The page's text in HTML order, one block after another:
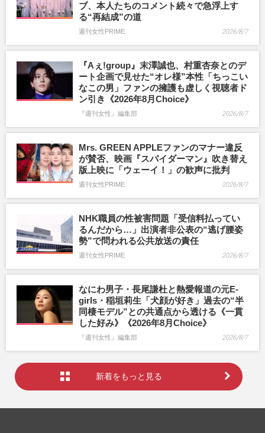
ブ、本人たちのコメント続々で急浮上す
る“再結成”の道
週刊女性PRIME 2026/8/7
『Aぇ!group』末澤誠也、村重杏奈とのデ
ート企画で見せた“オレ様”本性「ちっこい
なこの男」ファンの擁護も虚しく視聴者ド
ン引き《2026年8月Choice》
『週刊女性』編集部 2026/8/7
Mrs. GREEN APPLEファンのマナー違反
が賛否、映画『スパイダーマン』吹き替え
版上映に「ウェーイ！」の歓声に批判
週刊女性PRIME 2026/8/7
NHK職員の性被害問題「受信料払ってい
るんだから…」出演者非公表の“逃げ腰姿
勢”で問われる公共放送の責任
週刊女性PRIME 2026/8/7
なにわ男子・長尾謙杜と熱愛報道の元E-
girls・稲垣莉生「犬顔が好き」過去の“半
同棲モデル”との共通点から透ける《一貫
した好み》《2026年8月Choice》
『週刊女性』編集部 2026/8/7
新着をもっと見る